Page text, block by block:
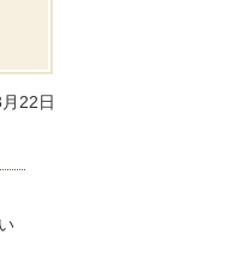
22日